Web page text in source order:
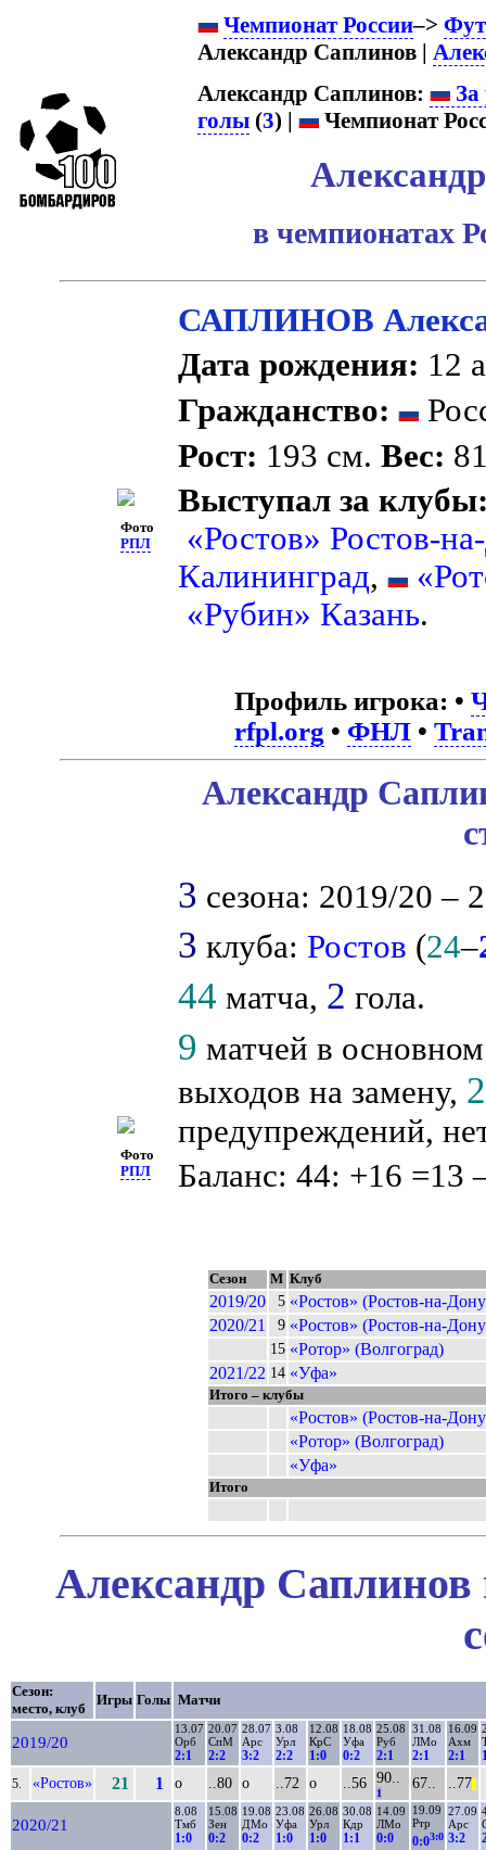
Чемпионат России–>
Александр Саплинов |
Александр Саплинов:
голы (3) | Чемпионат
в чемпионатах
Фото
РПЛ
САПЛИНОВ
Дата рождения: 12
Гражданство:
Рост: 193 см.Вес:
Выступал за
«Ростов» Ростов-
Калининград,
«Рубин» Казань.
Профиль игрока: •
rfpl.org • ФНЛ•
Фото
РПЛ
Александр
3 сезона: 2019/20 –
3 клуба: Ростов (24–
44 матча, 2 гола.
9 матчей в
выходов на замену,
предупреждений,
Баланс: 44: +16 =13
Сезон М Клуб
2019/20 5 «Ростов» (Ростов-на-
2020/21
9 «Ростов» (Ростов-на-
15 «Ротор» (Волгоград)
2021/22 14 «Уфа»
Итого – клубы
«Ростов» (Ростов-на-
«Ротор» (Волгоград)
«Уфа»
Итого
Александр Саплинов
Сезон:
место, клуб
Игры Голы Матчи
2019/20
13.07
Орб
2:1
20.07
СпМ
2:2
28.07
Арс
3:2
3.08
Урл
2:2
12.08
КрС
1:0
18.08
Уфа
0:2
25.08
Руб
2:1
31.08
ЛМо
2:1
16.09
Ахм
2:1
5. «Ростов» 21 1 о ..80 о ..72 о ..56 90..
1
67.. ..77
2020/21
8.08
Тмб
1:0
15.08
Зен
0:2
19.08
ДМо
0:2
23.08
Уфа
1:0
26.08
Урл
1:0
30.08
Кдр
1:1
14.09
ЛМо
0:0
19.09
Ртр
0:03:0
27.09
Арс
3:2